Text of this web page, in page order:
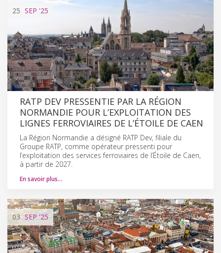
25 SEP '25
RATP DEV PRESSENTIE PAR LA RÉGION
NORMANDIE POUR L’EXPLOITATION DES
LIGNES FERROVIAIRES DE L’ÉTOILE DE CAEN
La Région Normandie a désigné RATP Dev, filiale du
Groupe RATP, comme opérateur pressenti pour
l’exploitation des services ferroviaires de l’Étoile de Caen,
à partir de 2027.
En savoir plus…
03 SEP '25